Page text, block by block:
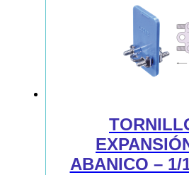
ABANICO – 1/